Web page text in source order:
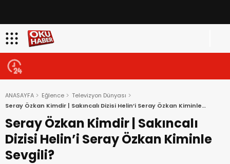
ANASAYFA Eğlence
Televizyon Dünyası
Seray Özkan Kimdir | Sakıncalı Dizisi Helin’i Seray Özkan Kiminle
Seray Özkan Kimdir | Sakıncalı
Dizisi Helin’i Seray Özkan Kiminle
Sevgili?